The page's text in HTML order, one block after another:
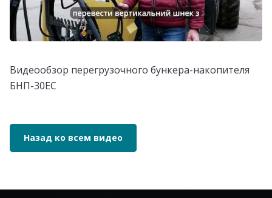
Видеообзор перегрузочного бункера-накопителя
БНП-30ЕС
Назад ко всем видео